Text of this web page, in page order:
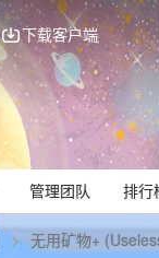
下载客户端
管理团队 排行
无用矿物+